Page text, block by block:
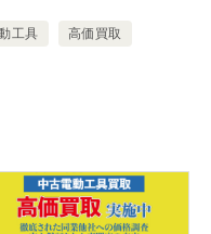
工具 高価買取